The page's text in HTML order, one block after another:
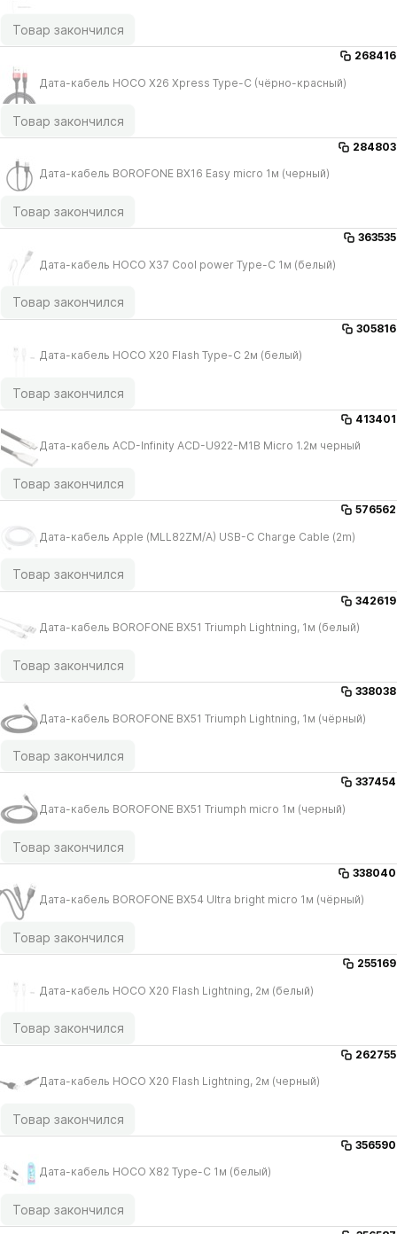
Товар закончился
268416
Дата-кабель HOCO X26 Xpress Type-C (чёрно-красный)
Товар закончился
284803
Дата-кабель BOROFONE BX16 Easy micro 1м (черный)
Товар закончился
363535
Дата-кабель HOCO X37 Cool power Type-C 1м (белый)
Товар закончился
305816
Дата-кабель HOCO X20 Flash Type-C 2м (белый)
Товар закончился
413401
Дата-кабель ACD-Infinity ACD-U922-M1B Micro 1.2м черный
Товар закончился
576562
Дата-кабель Apple (MLL82ZM/​A) USB-C Charge Cable (2m)
Товар закончился
342619
Дата-кабель BOROFONE BX51 Triumph Lightning, 1м (белый)
Товар закончился
338038
Дата-кабель BOROFONE BX51 Triumph Lightning, 1м (чёрный)
Товар закончился
337454
Дата-кабель BOROFONE BX51 Triumph micro 1м (черный)
Товар закончился
338040
Дата-кабель BOROFONE BX54 Ultra bright micro 1м (чёрный)
Товар закончился
255169
Дата-кабель HOCO X20 Flash Lightning, 2м (белый)
Товар закончился
262755
Дата-кабель HOCO X20 Flash Lightning, 2м (черный)
Товар закончился
356590
Дата-кабель HOCO X82 Type-C 1м (белый)
Товар закончился